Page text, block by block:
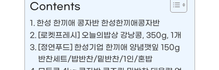
Contents
한성 한끼애 콩자반 한성한끼애콩자반
[로켓프레시] 오늘의밥상 강낭콩, 350g, 1개
[정연푸드] 한성기업 한끼애 양념깻잎 150g
반찬세트/밥반찬/밑반찬/1인/혼밥